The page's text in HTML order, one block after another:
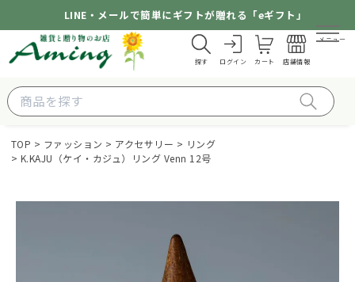
LINE・メールで簡単にギフトが贈れる「eギフト」
探す ログイン カート 店舗情報
メニュー
TOP ファッション アクセサリー
リング
K.KAJU（ケイ・カジュ）リング Venn 12号